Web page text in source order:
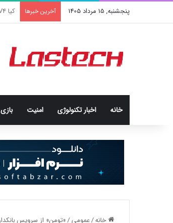
پنجشنبه, 15 مرداد 1405 آخرین خبرها کشف
خانه اخبار تکنولوژی امنيت بازی
خانه/عمومی/«تومن» از سرویس